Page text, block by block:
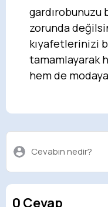
gardırobunuzu
zorunda
kıyafetlerinizi
tamamlayarak
hem de
Cevabın nedir?
0 Cevap